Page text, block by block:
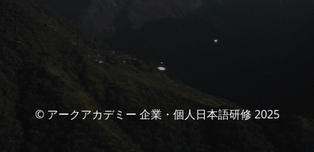
© アークアカデミー 企業・個人日本語研修 2025